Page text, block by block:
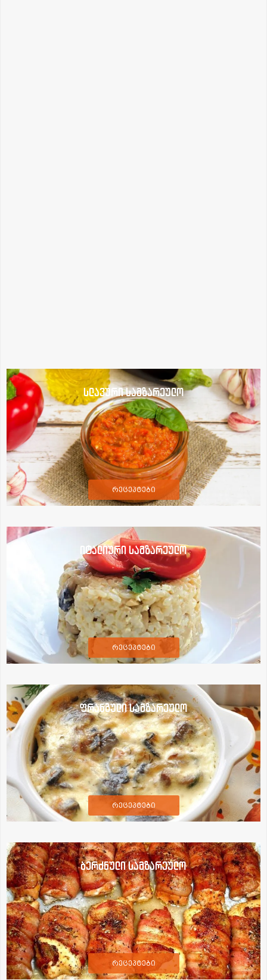
სლავური სამზარეულო
რეცეპტები
იტალიური სამზარეულო
რეცეპტები
ფრანგული სამზარეულო
რეცეპტები
ბერძნული სამზარეულო
რეცეპტები